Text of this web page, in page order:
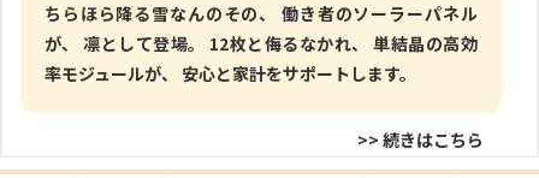
ちらほら降る雪なんのその、 働き者のソーラーパネル
が、 凛として登場。 12枚と侮るなかれ、 単結晶の高効
率モジュールが、 安心と家計をサポートします。
>> 続きはこちら